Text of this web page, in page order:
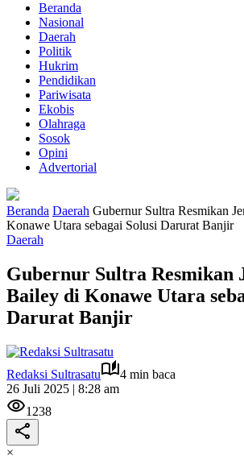
Beranda
Nasional
Daerah
Politik
Hukrim
Pendidikan
Pariwisata
Ekobis
Olahraga
Sosok
Opini
Advertorial
Beranda Daerah Gubernur Sultra Resmikan
Konawe Utara sebagai Solusi Darurat Banjir
Daerah
Gubernur Sultra Resmikan
Bailey di Konawe Utara
Darurat Banjir
Redaksi Sultrasatu
4 min baca
26 Juli 2025 | 8:28 am
1238
×